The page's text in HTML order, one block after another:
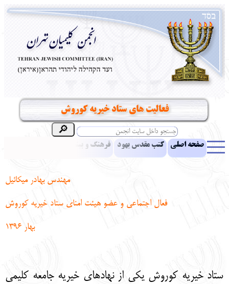
فعالیت های ستاد خیریه کوروش
صفحه اصلی کتب مقدس یهود فرهنگ و بینش یهود
مهندس بهادر میکائیل
فعال اجتماعی و عضو هیئت امنای ستاد خیریه کوروش
بهار 1396
ستاد خیریه کوروش یکی از نهادهای خیریه جامعه کلیمی